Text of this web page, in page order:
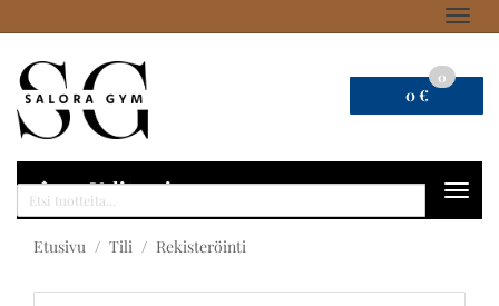
0 €
0
Haku
Valitse sivu
Etusivu Tili Rekisteröinti